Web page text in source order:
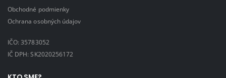
Obchodné podmienky
Ochrana osobných údajov
IČO: 35783052
IČ DPH: SK2020256172